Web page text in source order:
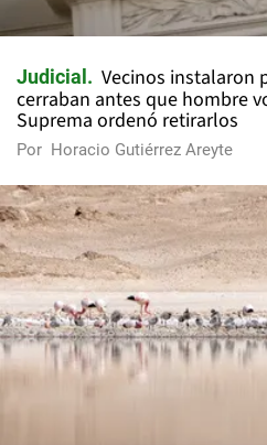
Judicial
Vecinos instalaron
cerraban antes que hombre
Suprema ordenó retirarlos
Por Horacio Gutiérrez Areyte